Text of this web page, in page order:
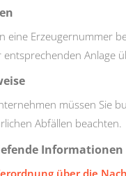
eine Erzeugernummer
entsprechenden Anlage
müssen Sie
Abfällen beachten.
Informationen
über die